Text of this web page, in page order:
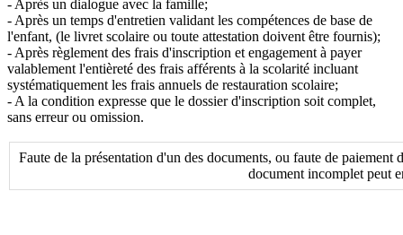
- Après un dialogue avec la famille;
- Après un temps d'entretien validant les compétences de base de
l'enfant, (le livret scolaire ou toute attestation doivent être fournis);
- Après règlement des frais d'inscription et engagement à payer
valablement l'entièreté des frais afférents à la scolarité incluant
systématiquement les frais annuels de restauration scolaire;
- A la condition expresse que le dossier d'inscription soit complet,
sans erreur ou omission.
Faute de la présentation d'un des documents, ou faute de
document incomplet peut